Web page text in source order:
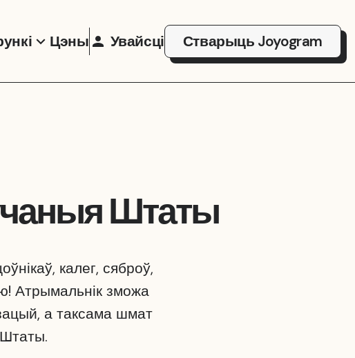
Цэны Увайсці Стварыць Joyogram
Штаты
калег, сяброў,
Атрымальнік зможа
а таксама шмат